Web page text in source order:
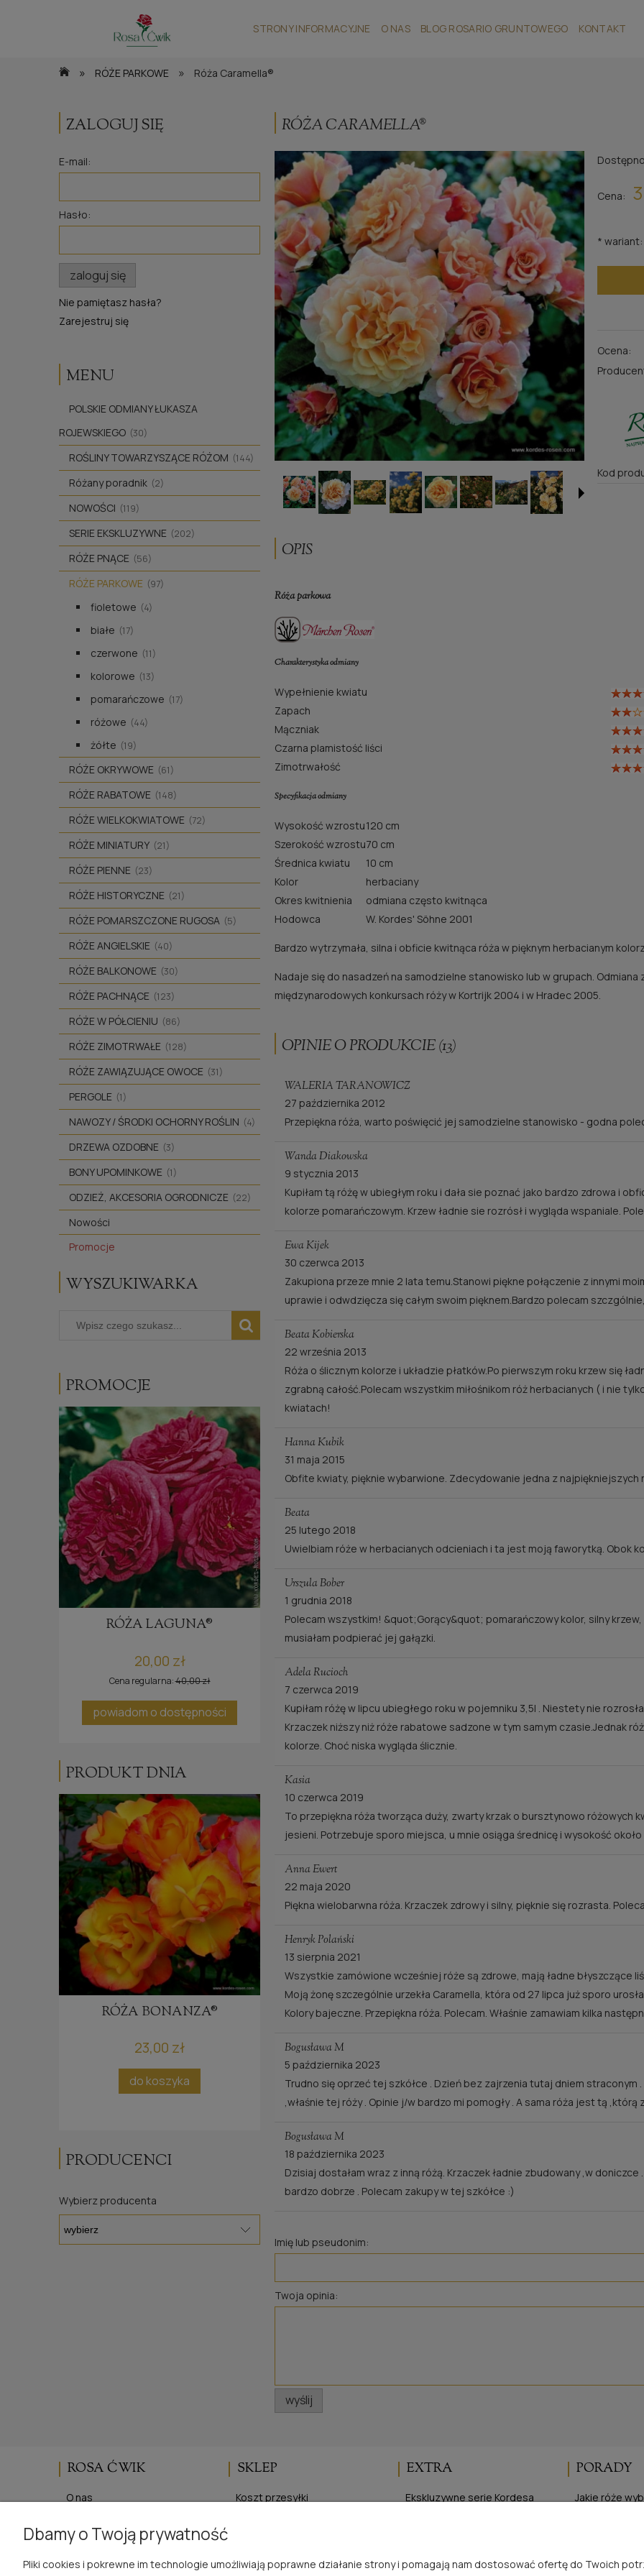
STRONY INFORMACYJNE O NAS BLOG ROSARIO GRUNTOWEGO KONTAKT
» RÓŻE PARKOWE » Róża Caramella®
ZALOGUJ SIĘ
E-mail:
Hasło:
zaloguj się
Nie pamiętasz hasła?
Zarejestruj się
MENU
POLSKIE ODMIANY ŁUKASZA
ROJEWSKIEGO (30)
ROŚLINY TOWARZYSZĄCE RÓŻOM (144)
Różany poradnik (2)
NOWOŚCI (119)
SERIE EKSKLUZYWNE (202)
RÓŻE PNĄCE (56)
RÓŻE PARKOWE (97)
fioletowe (4)
białe (17)
czerwone (11)
kolorowe (13)
pomarańczowe (17)
różowe (44)
żółte (19)
RÓŻE OKRYWOWE (61)
RÓŻE RABATOWE (148)
RÓŻE WIELKOKWIATOWE (72)
RÓŻE MINIATURY (21)
RÓŻE PIENNE (23)
RÓŻE HISTORYCZNE (21)
RÓŻE POMARSZCZONE RUGOSA (5)
RÓŻE ANGIELSKIE (40)
RÓŻE BALKONOWE (30)
RÓŻE PACHNĄCE (123)
RÓŻE W PÓŁCIENIU (86)
RÓŻE ZIMOTRWAŁE (128)
RÓŻE ZAWIĄZUJĄCE OWOCE (31)
PERGOLE (1)
NAWOZY / ŚRODKI OCHORNY ROŚLIN (4)
DRZEWA OZDOBNE (3)
BONY UPOMINKOWE (1)
ODZIEŻ, AKCESORIA OGRODNICZE (22)
Nowości
Promocje
WYSZUKIWARKA
PROMOCJE
RÓŻA LAGUNA®
20,00 zł
Cena regularna:40,00 zł
powiadom o dostępności
RÓŻA ROSARIUM
UETERSEN®
Cena regularna:
do koszyka
RÓŻA GRÄFIN
powiadom o
PRODUKT DNIA
RÓŻA BONANZA®
23,00 zł
do koszyka
RÓŻA TOPOLINA®
do koszyka
RÓŻA CHERRY
powiadom o
PRODUCENCI
Wybierz producenta
RÓŻA CARAMELLA®
Cena:
* wariant:
Ocena:
Kod
OPIS
Róża parkowa
Charakterystyka odmiany
Wypełnienie kwiatu
Zapach
Mączniak
Czarna plamistość liści
Zimotrwałość
Specyfikacja odmiany
Wysokość wzrostu120 cm
Szerokość wzrostu70 cm
Średnica kwiatu
10 cm
Kolor
herbaciany
Okres kwitnienia
odmiana często kwitnąca
Hodowca
W. Kordes' Söhne 2001
Bardzo wytrzymała, silna i obficie kwitnąca róża w pięknym herbacianym
Nadaje się do nasadzeń na samodzielne stanowisko lub w grupach.
międzynarodowych konkursach róży w Kortrijk 2004 i w Hradec 2005.
OPINIE O PRODUKCIE (13)
WALERIA TARANOWICZ
27 października 2012
Przepiękna róża, warto poświęcić jej samodzielne stanowisko - godna
Wanda Diakowska
9 stycznia 2013
Kupiłam tą różę w ubiegłym roku i dała sie poznać jako bardzo zdrowa i
kolorze pomarańczowym. Krzew ładnie sie rozrósł i wygląda wspaniale.
Ewa Kijek
30 czerwca 2013
Zakupiona przeze mnie 2 lata temu.Stanowi piękne połączenie z innymi
uprawie i odwdzięcza się całym swoim pięknem.Bardzo polecam
Beata Kobierska
22 września 2013
Róża o ślicznym kolorze i układzie płatków.Po pierwszym roku krzew się
zgrabną całość.Polecam wszystkim miłośnikom róż herbacianych ( i nie
kwiatach!
Hanna Kubik
31 maja 2015
Obfite kwiaty, pięknie wybarwione. Zdecydowanie jedna z najpiękniejszych
Beata
25 lutego 2018
Uwielbiam róże w herbacianych odcieniach i ta jest moją faworytką. Obok
Urszula Bober
1 grudnia 2018
Polecam wszystkim! &quot;Gorący&quot; pomarańczowy kolor, silny
musiałam podpierać jej gałązki.
Adela Rucioch
7 czerwca 2019
Kupiłam różę w lipcu ubiegłego roku w pojemniku 3,5l . Niestety nie
Krzaczek niższy niż róże rabatowe sadzone w tym samym czasie.Jednak
kolorze. Choć niska wygląda ślicznie.
Kasia
10 czerwca 2019
To przepiękna róża tworząca duży, zwarty krzak o bursztynowo różowych
jesieni. Potrzebuje sporo miejsca, u mnie osiąga średnicę i wysokość
Anna Ewert
22 maja 2020
Piękna wielobarwna róża. Krzaczek zdrowy i silny, pięknie się rozrasta.
Henryk Polański
13 sierpnia 2021
Wszystkie zamówione wcześniej róże są zdrowe, mają ładne błyszczące
Moją żonę szczególnie urzekła Caramella, która od 27 lipca już sporo
Kolory bajeczne. Przepiękna róża. Polecam. Właśnie zamawiam kilka
Bogusława M
5 października 2023
Trudno się oprzeć tej szkółce . Dzień bez zajrzenia tutaj dniem straconym
,właśnie tej róży . Opinie j/w bardzo mi pomogły . A sama róża jest tą
Bogusława M
18 października 2023
Dzisiaj dostałam wraz z inną różą. Krzaczek ładnie zbudowany ,w
bardzo dobrze . Polecam zakupy w tej szkółce :)
Imię lub pseudonim:
Twoja opinia:
wyślij
ROSA ĆWIK
O nas
Opinie Trustmate
SKLEP
Koszt przesyłki
EXTRA
Ekskluzywne serie Kordesa
PORADY
Jakie róże
Zasady
Dbamy o Twoją prywatność
Pliki cookies i pokrewne im technologie umożliwiają poprawne działanie strony i pomagają nam dostosować ofertę do Twoich